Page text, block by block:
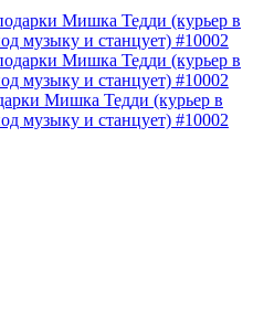
Мишка Тедди (курьер в
музыку и станцует) #10002